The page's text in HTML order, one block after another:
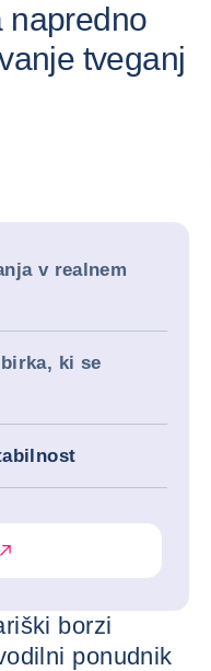
napredno
tveganj
v realnem
ki se
borzi
ponudnik